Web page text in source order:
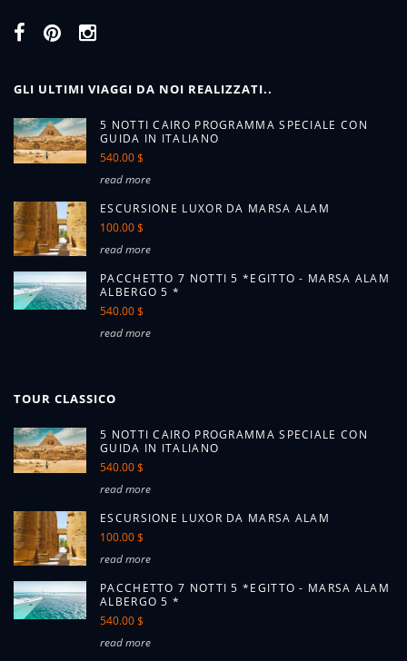
GLI ULTIMI VIAGGI DA NOI REALIZZATI..
5 NOTTI CAIRO PROGRAMMA SPECIALE CON
GUIDA IN ITALIANO
540.00 $
read more
ESCURSIONE LUXOR DA MARSA ALAM
100.00 $
read more
PACCHETTO 7 NOTTI 5 *EGITTO - MARSA ALAM
ALBERGO 5 *
540.00 $
read more
TOUR CLASSICO
5 NOTTI CAIRO PROGRAMMA SPECIALE CON
GUIDA IN ITALIANO
540.00 $
read more
ESCURSIONE LUXOR DA MARSA ALAM
100.00 $
read more
PACCHETTO 7 NOTTI 5 *EGITTO - MARSA ALAM
ALBERGO 5 *
540.00 $
read more